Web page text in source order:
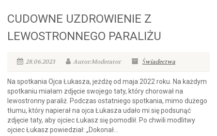
CUDOWNE UZDROWIENIE Z
LEWOSTRONNEGO PARALIŻU
28.06.2023 Autor:Moderator Świadectwa
Na spotkania Ojca Łukasza, jeżdżę od maja 2022 roku. Na każdym
spotkaniu miałam zdjęcie swojego taty, który chorował na
lewostronny paraliż. Podczas ostatniego spotkania, mimo dużego
tłumu, który napierał na ojca Łukasza udało mi się podsunąć
zdjęcie taty, aby ojciec Łukasz się pomodlił. Po chwili modlitwy
ojciec Łukasz powiedział: „Dokonał...